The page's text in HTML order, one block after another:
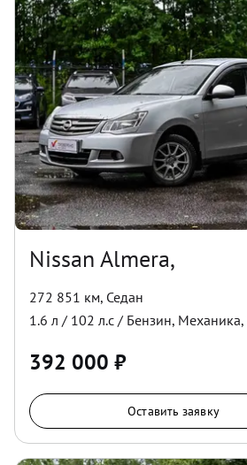
Nissan Almera,
272 851 км, Седан
1.6 л / 102 л.с / Бензин, Механика,
392 000 ₽
Оставить заявку